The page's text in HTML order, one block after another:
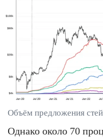
Объём предложения
Однако около 70